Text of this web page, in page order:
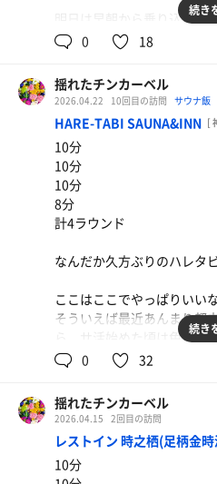
明日は早朝から乗り込むぜ
楽しみーー
味噌ラーメン＋郷飯
数年ぶりに丼プラスした
メン＋丼は量が多過ぎるみ
続き
0 18
揺れたチンカーベル
2026.04.22 10回目の訪問 サウナ飯
HARE-TABI SAUNA&INN [
10分
10分
10分
8分
計4ラウンド
なんだか久方ぶりのハレタビ
ここはここでやっぱりいいな
そういえば最近あんまり都
ら、サ活始めた頃は色々な
都内が多かったのかも？
ろに集中してしまっているの
それはそうと5/2の東京ドー
ット取れたから楽しみ！
歴史に残るビッグマッチに
続き
0 32
揺れたチンカーベル
2026.04.15 2回目の訪問
レストイン 時之栖(足柄金
10分